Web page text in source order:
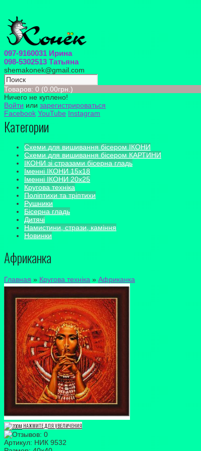
097-9160031 Ирина
098-5302513 Татьяна
shemakonek@gmail.com
Товаров: 0 (0.00грн.)
Ничего не куплено!
Войти или зарегистрироваться
Facebook YouTube Instagram
Категории
Схеми для вишивання бісером ІКОНИ
Схеми для вишивання бісером КАРТИНИ
ІКОНИ зі стразами бісерна гладь
Іменні ІКОНИ 15х18
Іменні ІКОНИ 20х25
Кругова техніка
Поліптихи та тріптихи
Рушники
Бісерна гладь
Дитячі
Намистини, стрази, каміння
Новинки
Африканка
Главная » Кругова техніка » Африканка
НАЖМИТЕ ДЛЯ УВЕЛИЧЕНИЯ
Артикул: НИК 9532